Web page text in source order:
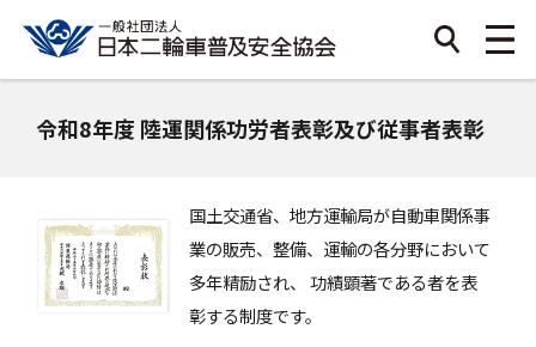
令和8年度 陸運関係功労者表彰及び従事者表彰
国土交通省、地方運輸局が自動車関係事
業の販売、整備、運輸の各分野において
多年精励され、 功績顕著である者を表
彰する制度です。